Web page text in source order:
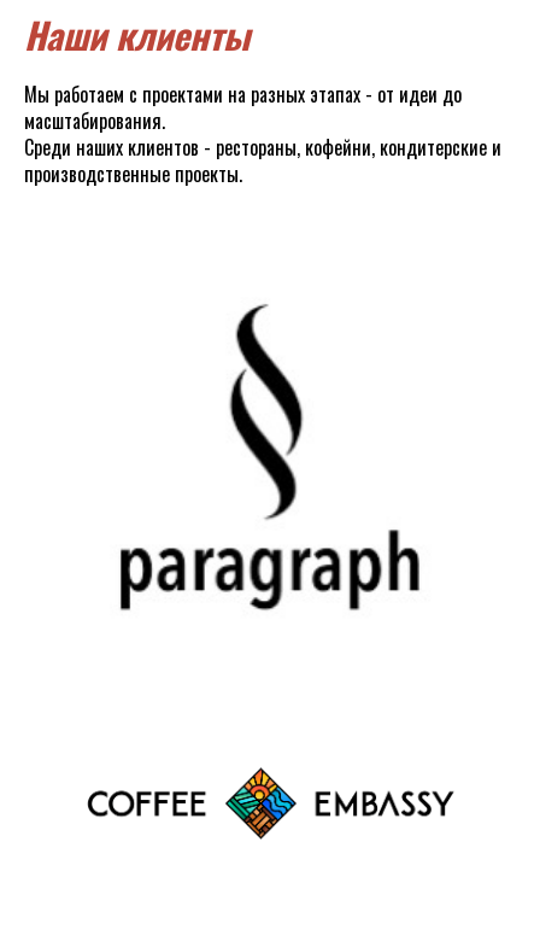
Наши клиенты
Мы работаем с проектами на разных этапах - от идеи до
масштабирования.
Среди наших клиентов - рестораны, кофейни, кондитерские и
производственные проекты.